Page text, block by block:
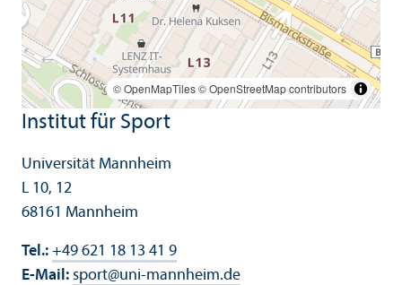
© OpenMapTiles© OpenStreetMap contributors
Institut für Sport
Universität Mannheim
L 10, 12
68161 Mannheim
Tel.: +49 621 18 13 41 9
E-Mail: sport@uni-mannheim.de